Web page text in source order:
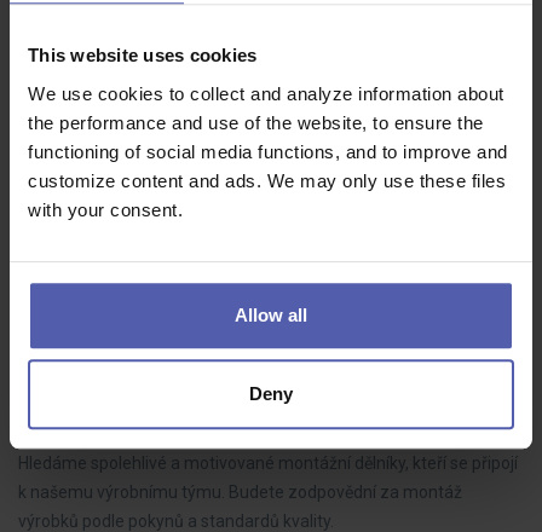
This website uses cookies
We use cookies to collect and analyze information about
the performance and use of the website, to ensure the
functioning of social media functions, and to improve and
customize content and ads. We may only use these files
with your consent.
Allow all
Deny
Do našeho týmu hledáme LEAN technika, který bude aktivně
rozvíjet výrobní procesy, řídit zlepšovací projekty a spolupracovat s
kolegy napříč výrobou. Pokud máte analytické myšlení, dokážete
dotahovat…
Montážní dělník ve výrobě BEZ NOČNÍCH (M/Ž)
Nový Bydžov
Hledáme spolehlivé a motivované montážní dělníky, kteří se připojí
k našemu výrobnímu týmu. Budete zodpovědní za montáž
výrobků podle pokynů a standardů kvality.